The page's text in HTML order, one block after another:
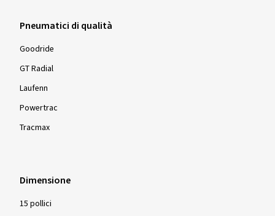
Pneumatici di qualità
Goodride
GT Radial
Laufenn
Powertrac
Tracmax
Dimensione
15 pollici